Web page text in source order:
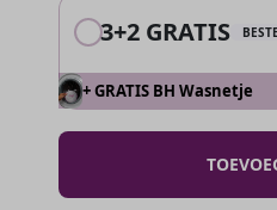
3+2 GRATIS
+ GRATIS BH Wasnetje